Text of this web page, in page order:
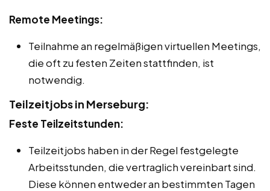
Remote Meetings:
Teilnahme an regelmäßigen virtuellen Meetings,
die oft zu festen Zeiten stattfinden, ist
notwendig.
Teilzeitjobs in Merseburg:
Feste Teilzeitstunden:
Teilzeitjobs haben in der Regel festgelegte
Arbeitsstunden, die vertraglich vereinbart sind.
Diese können entweder an bestimmten Tagen